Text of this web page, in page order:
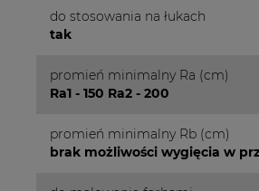
do stosowania na łukach
tak
promień minimalny Ra (cm)
Ra1 - 150 Ra2 - 200
promień minimalny Rb (cm)
brak możliwości wygięcia w